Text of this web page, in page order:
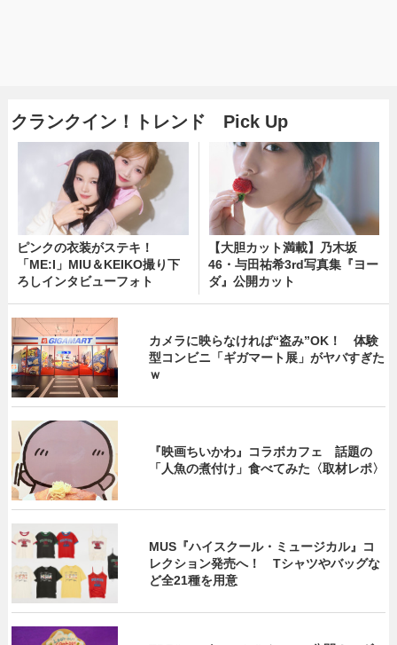
クランクイン！トレンド Pick Up
ピンクの衣装がステキ！
「ME:I」MIU＆KEIKO撮り下
ろしインタビューフォト
【大胆カット満載】乃木坂
46・与田祐希3rd写真集『ヨー
ダ』公開カット
カメラに映らなければ“盗み”OK！ 体験
型コンビニ「ギガマート展」がヤバすぎた
ｗ
『映画ちいかわ』コラボカフェ 話題の
「人魚の煮付け」食べてみた〈取材レポ〉
MUS『ハイスクール・ミュージカル』コ
レクション発売へ！ Tシャツやバッグな
ど全21種を用意